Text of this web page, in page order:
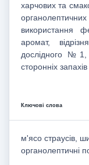
харчових та
використання
аромат,
дослідного №1,
сторонніх
Ключові слова
м'ясо страусів,
органолептичні